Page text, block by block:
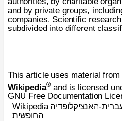
and by private groups,
companies. Scientific
subdivided into different
This article uses material from
Wikipedia® and is licensed
GNU Free Documentation
Wikipedia ויקיפדיה העברית-האנציקלופדיה
החופשית